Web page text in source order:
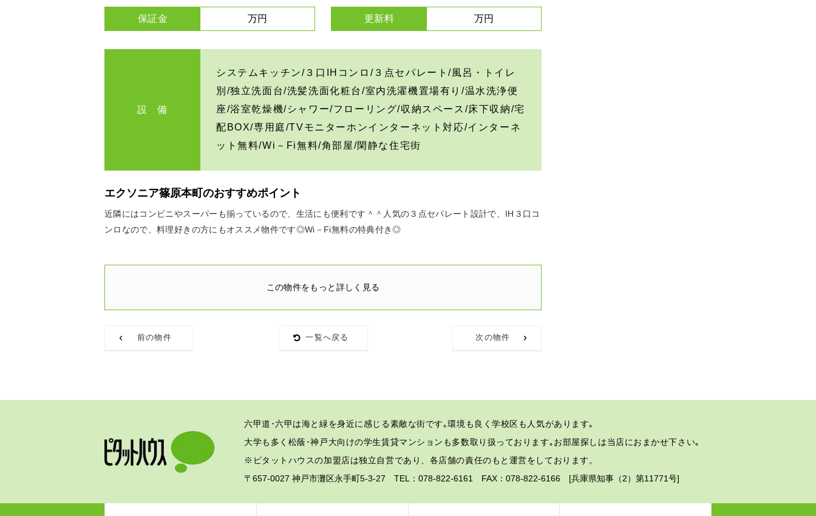
保証金 万円 更新料 万円
設 備
システムキッチン/３口IHコンロ/３点セパレート/風呂・トイレ
別/独立洗面台/洗髪洗面化粧台/室内洗濯機置場有り/温水洗浄便
座/浴室乾燥機/シャワー/フローリング/収納スペース/床下収納/宅
配BOX/専用庭/TVモニターホンインターネット対応/インターネ
ット無料/Wi－Fi無料/角部屋/閑静な住宅街
エクソニア篠原本町のおすすめポイント
近隣にはコンビニやスーパーも揃っているので、生活にも便利です＾＾人気の３点セパレート設計で、IH３口コ
ンロなので、料理好きの方にもオススメ物件です◎Wi－Fi無料の特典付き◎
この物件をもっと詳しく見る
前の物件 一覧へ戻る 次の物件
六甲道･六甲は海と緑を身近に感じる素敵な街です｡環境も良く学校区も人気があります｡
大学も多く松蔭･神戸大向けの学生賃貸マンションも多数取り扱っております｡お部屋探しは当店におまかせ下さい｡
※ピタットハウスの加盟店は独立自営であり、各店舗の責任のもと運営をしております。
〒657-0027 神戸市灘区永手町5-3-27 TEL：078-822-6161 FAX：078-822-6166 [兵庫県知事（2）第11771号]